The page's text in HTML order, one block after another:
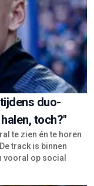
duo-
toch?"
te zien én te horen
track is binnen
vooral op social